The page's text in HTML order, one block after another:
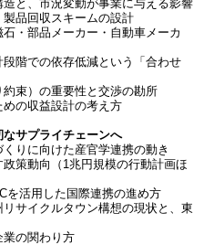
と、市況変動が事業に与える影響
品回収スキームの設計
・部品メーカー・自動車メーカ
階での依存低減という「合わせ
束）の重要性と交渉の勘所
の収益設計の考え方
なサプライチェーンへ
りに向けた産官学連携の動き
策動向（1兆円規模の行動計画ほ
活用した国際連携の進め方
サイクルタウン構想の現状と、東
の関わり方